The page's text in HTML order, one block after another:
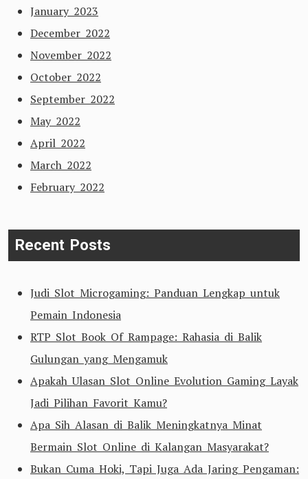
January 2023
December 2022
November 2022
October 2022
September 2022
May 2022
April 2022
March 2022
February 2022
Recent Posts
Judi Slot Microgaming: Panduan Lengkap untuk
Pemain Indonesia
RTP Slot Book Of Rampage: Rahasia di Balik
Gulungan yang Mengamuk
Apakah Ulasan Slot Online Evolution Gaming Layak
Jadi Pilihan Favorit Kamu?
Apa Sih Alasan di Balik Meningkatnya Minat
Bermain Slot Online di Kalangan Masyarakat?
Bukan Cuma Hoki, Tapi Juga Ada Jaring Pengaman: